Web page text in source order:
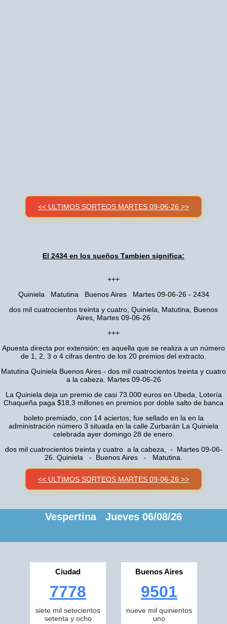
<< ULTIMOS SORTEOS MARTES 09-06-26 >>
El 2434 en los sueños Tambien significa:
+++
Quiniela Matutina Buenos Aires Martes 09-06-26 - 2434
dos mil cuatrocientos treinta y cuatro, Quiniela, Matutina, Buenos
Aires, Martes 09-06-26
+++
Apuesta directa por extensión: es aquella que se realiza a un número
de 1, 2, 3 o 4 cifras dentro de los 20 premios del extracto.
Matutina Quiniela Buenos Aires - dos mil cuatrocientos treinta y cuatro
a la cabeza. Martes 09-06-26
La Quiniela deja un premio de casi 73.000 euros en Ubeda, Lotería
Chaqueña paga $18,3 millones en premios por doble salto de banca
boleto premiado, con 14 aciertos, fue sellado en la en la
administración número 3 situada en la calle Zurbarán La Quiniela
celebrada ayer domingo 28 de enero.
dos mil cuatrocientos treinta y cuatro a la cabeza, - Martes 09-06-
26. Quiniela - Buenos Aires - Matutina.
<< ULTIMOS SORTEOS MARTES 09-06-26 >>
Vespertina Jueves 06/08/26
Ciudad
7778
siete mil setecientos
setenta y ocho
Buenos Aires
9501
nueve mil quinientos
uno